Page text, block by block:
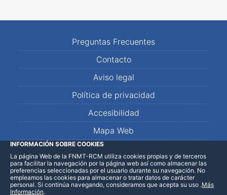
Preguntas Frecuentes
Contacto
Aviso legal
Política de privacidad
Accesibilidad
Mapa Web
LinkedInFacebookWhatsApp
INFORMACIÓN SOBRE COOKIES
La página Web de la FNMT-RCM utiliza cookies propias y de terceros
para facilitar la navegación por la página web así como almacenar las
preferencias seleccionadas por el usuario durante su navegación. No
empleamos las cookies para almacenar o tratar datos de carácter
personal. Si continúa navegando, consideramos que acepta su uso .Más
Información.